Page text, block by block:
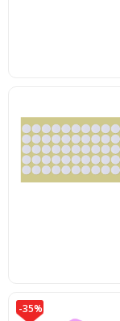
-35%